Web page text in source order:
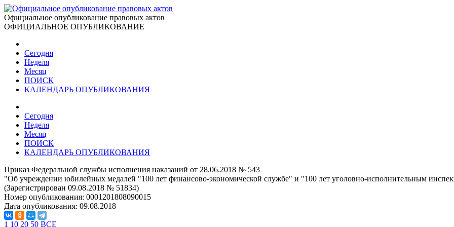
Официальное опубликование правовых актов
ОФИЦИАЛЬНОЕ ОПУБЛИКОВАНИЕ
Сегодня
Неделя
Месяц
ПОИСК
КАЛЕНДАРЬ ОПУБЛИКОВАНИЯ
Сегодня
Неделя
Месяц
ПОИСК
КАЛЕНДАРЬ ОПУБЛИКОВАНИЯ
Приказ Федеральной службы исполнения наказаний от 28.06.2018 № 543
"Об учреждении юбилейных медалей "100 лет финансово-экономической службе" и "100 лет уголовно-исполнительным
(Зарегистрирован 09.08.2018 № 51834)
Номер опубликования: 0001201808090015
Дата опубликования: 09.08.2018
1 10 20 50 ВСЕ